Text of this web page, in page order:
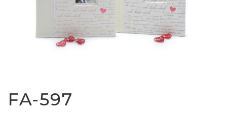
FA-597